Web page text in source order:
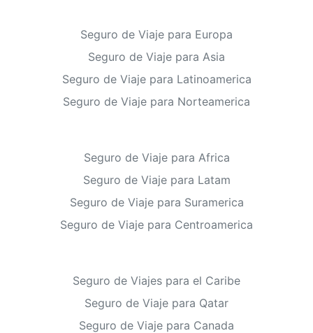
Seguro de Viaje para Europa
Seguro de Viaje para Asia
Seguro de Viaje para Latinoamerica
Seguro de Viaje para Norteamerica
Seguro de Viaje para Africa
Seguro de Viaje para Latam
Seguro de Viaje para Suramerica
Seguro de Viaje para Centroamerica
Seguro de Viajes para el Caribe
Seguro de Viaje para Qatar
Seguro de Viaje para Canada